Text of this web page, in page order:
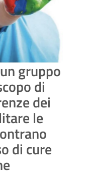
gruppo
di
dei
le
di cure